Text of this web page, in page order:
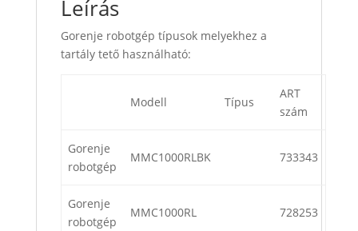
Leírás
Gorenje robotgép típusok melyekhez a
tartály tető használható:
Modell Típus
ART
szám
Gorenje
robotgép
MMC1000RLBK 733343
Gorenje
robotgép
MMC1000RL 728253